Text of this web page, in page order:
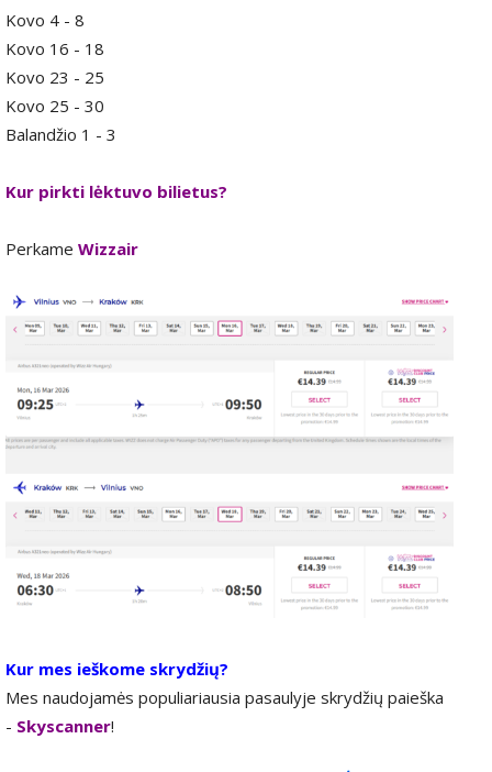
Kovo 4 - 8
Kovo 16 - 18
Kovo 23 - 25
Kovo 25 - 30
Balandžio 1 - 3
Kur pirkti lėktuvo bilietus?
Perkame Wizzair
Kur mes ieškome skrydžių?
Mes naudojamės populiariausia pasaulyje skrydžių paieška
- Skyscanner!